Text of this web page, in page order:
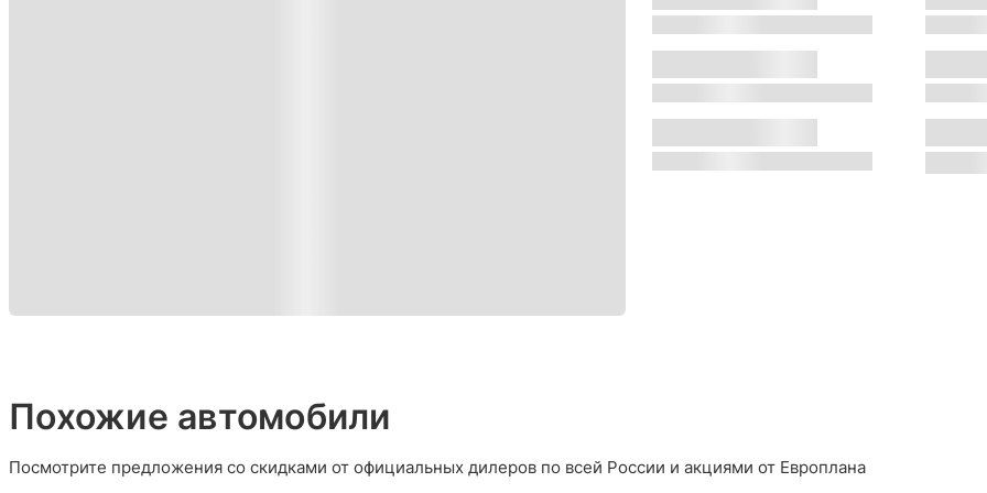
Похожие автомобили
Посмотрите предложения со скидками от официальных дилеров по всей России и акциями от Европлана